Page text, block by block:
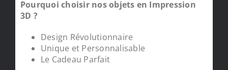
Pourquoi choisir nos objets en Impression
3D ?
Design Révolutionnaire
Unique et Personnalisable
Le Cadeau Parfait